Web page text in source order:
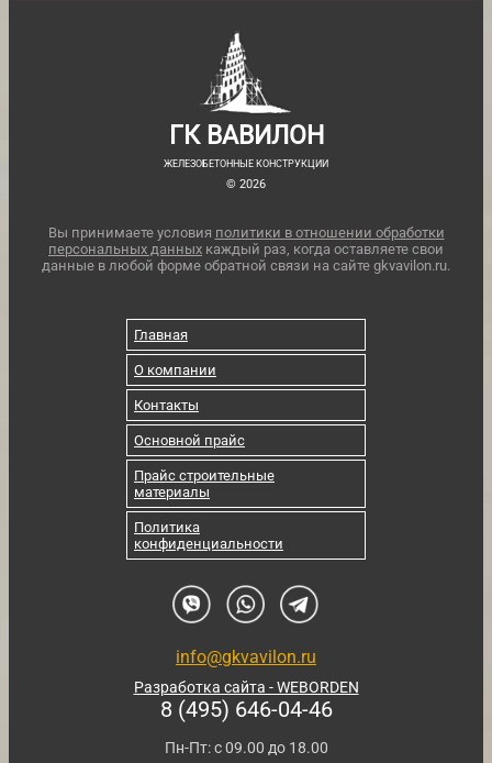
ГК ВАВИЛОН
ЖЕЛЕЗОБЕТОННЫЕ КОНСТРУКЦИИ
© 2026
Вы принимаете условия политики в отношении обработки
персональных данных каждый раз, когда оставляете свои
данные в любой форме обратной связи на сайте gkvavilon.ru.
Главная
О компании
Контакты
Основной прайс
Прайс строительные
материалы
Политика
конфиденциальности
info@gkvavilon.ru
Разработка сайта - WEBORDEN
8 (495) 646-04-46
Пн-Пт: с 09.00 до 18.00